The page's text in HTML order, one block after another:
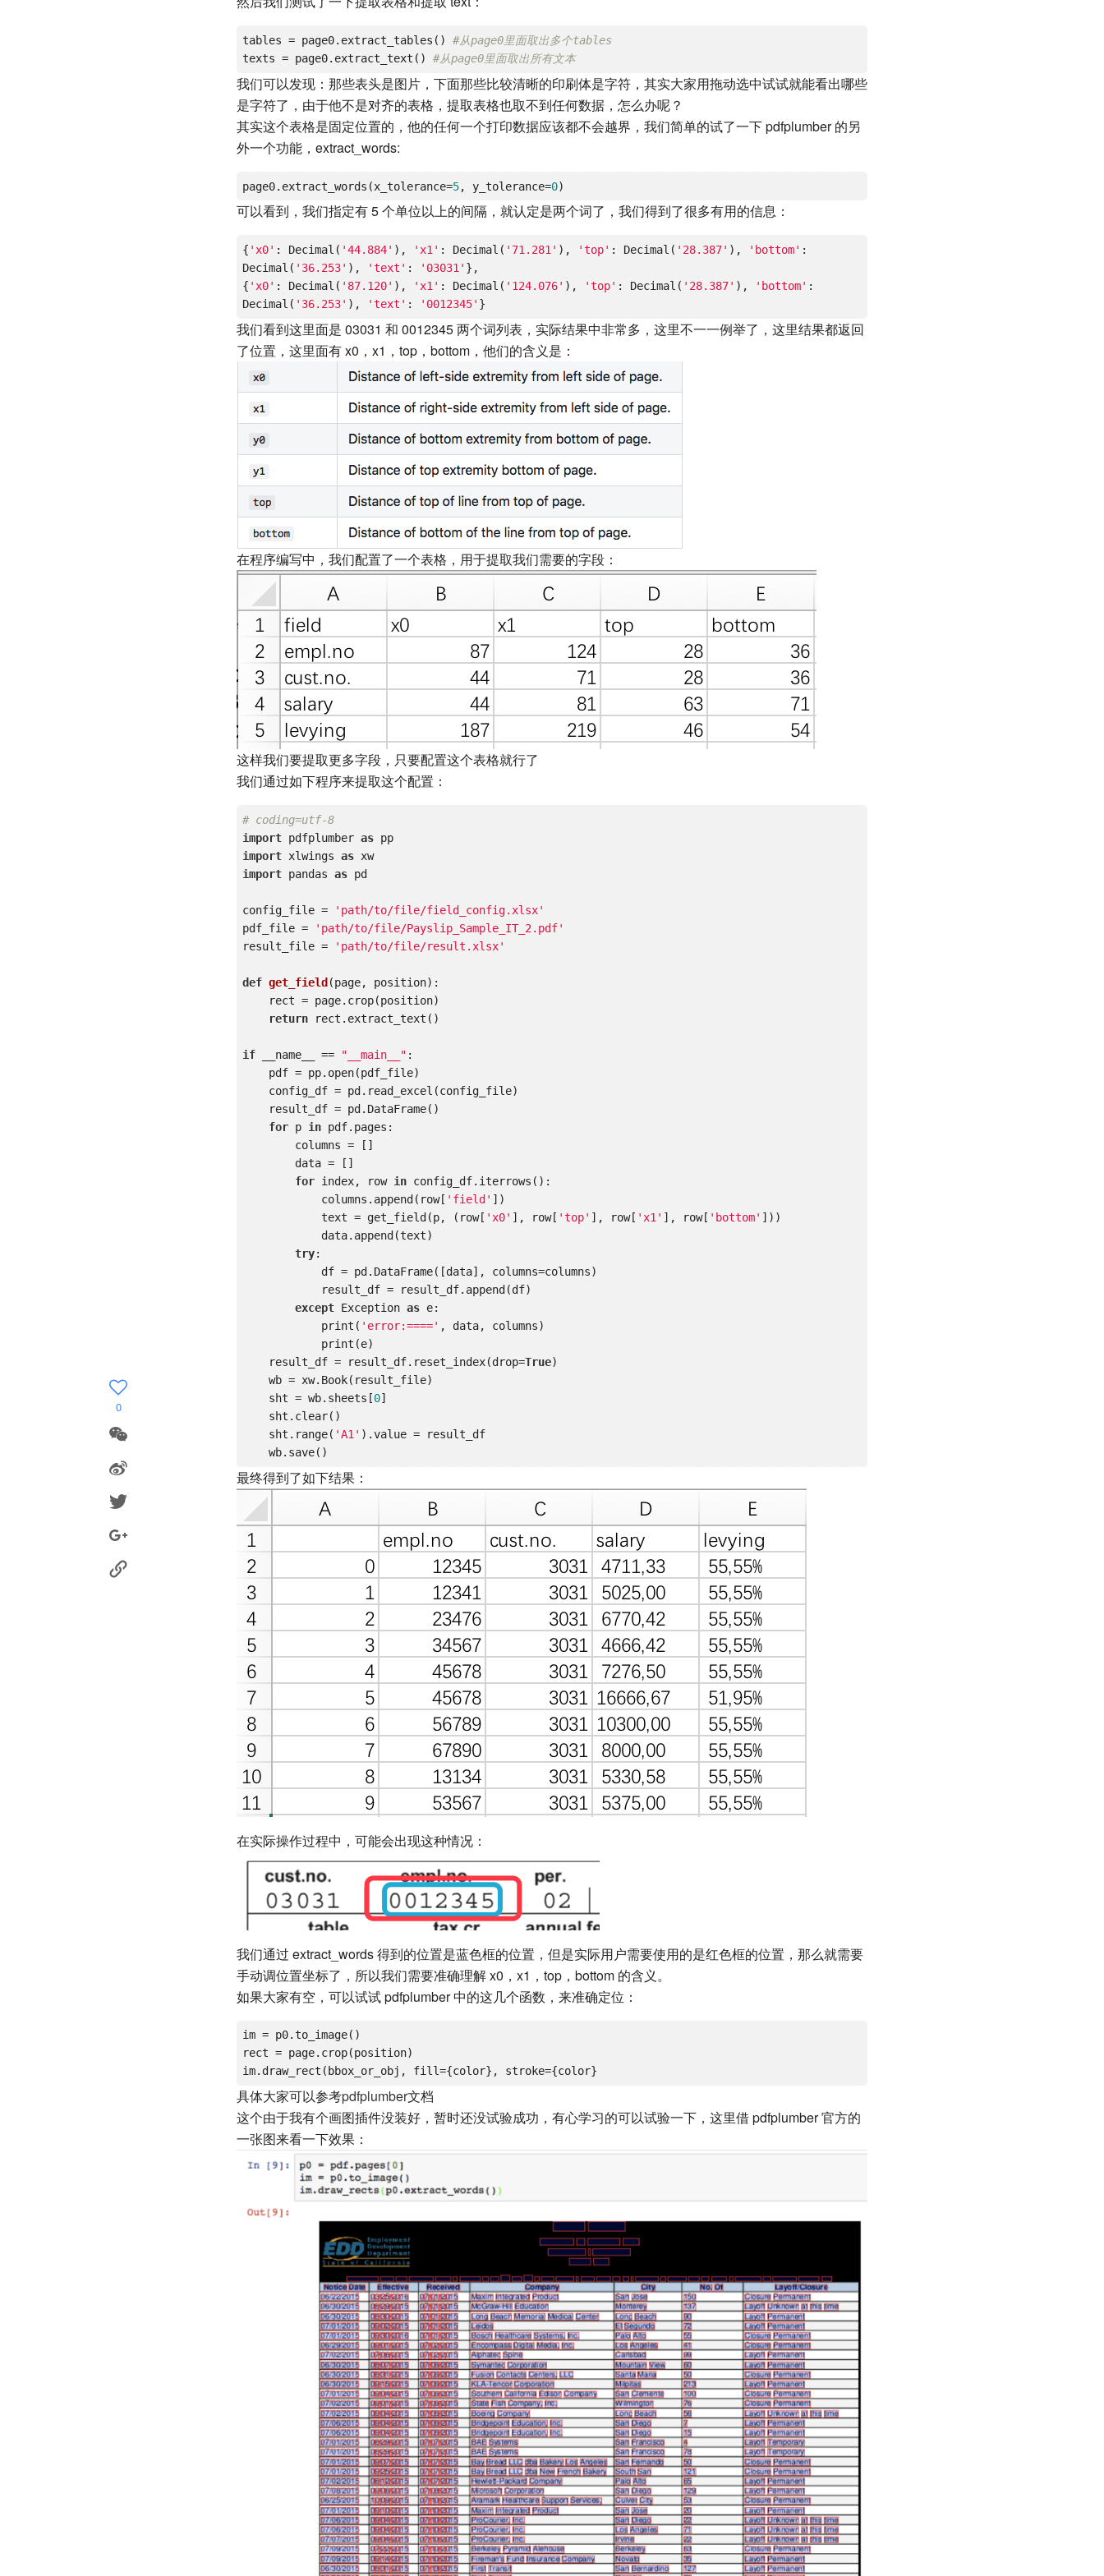
tables = page0.extract_tables() #从page0里面取出多个tables
texts = page0.extract_text() #从page0里面取出所有文本
我们可以发现：那些表头是图片，下面那些比较清晰的印刷体是字符，其实大家用拖动选中试试就能看出哪些
是字符了，由于他不是对齐的表格，提取表格也取不到任何数据，怎么办呢？
其实这个表格是固定位置的，他的任何一个打印数据应该都不会越界，我们简单的试了一下 pdfplumber 的另
外一个功能，extract_words:
page0.extract_words(x_tolerance=5, y_tolerance=0
可以看到，我们指定有 5 个单位以上的间隔，就认定是两个词了，我们得到了很多有用的信息：
{ 'x0' : Decimal( '44.884' ), 'x1' : Decimal( '71.281' ), 'top' : Decimal( '28.387' ), 'bottom' :
Decimal( '36.253' ), 'text' : '03031' },
{ 'x0' : Decimal( '87.120' ), 'x1' : Decimal( '124.076' ), 'top' : Decimal( '28.387' ), 'bottom' :
Decimal( '36.253' ), 'text' : '0012345'
我们看到这里面是 03031 和 0012345 两个词列表，实际结果中非常多，这里不一一例举了，这里结果都返回
了位置，这里面有 x0，x1，top，bottom，他们的含义是：
在程序编写中，我们配置了一个表格，用于提取我们需要的字段：
这样我们要提取更多字段，只要配置这个表格就行了
我们通过如下程序来提取这个配置：
# coding=utf-8
import pdfplumber as
pp
import xlwings as
xw
import pandas as pd
config_file =
'path/to/file/field_config.xlsx'
pdf_file =
'path/to/file/Payslip_Sample_IT_2.pdf'
result_file =
'path/to/file/result.xlsx'
def get_field (page, position) :
return rect.extract_text()
if __name__ == "__main__" :
for p in pdf.pages:
for index, row in config_df.iterrows():
            columns.append(row[
'field' ])
            text = get_field(p, (row[
'x0' ], row[ 'top' ], row[ 'x1' ], row[ 'bottom' ]))
try:
except Exception as e:
            print(
'error:====' , data, columns)
    result_df = result_df.reset_index(drop=
True)
    sht = wb.sheets[
0]
    sht.range(
'A1' ).value = result_df
最终得到了如下结果：
在实际操作过程中，可能会出现这种情况：
我们通过 extract_words 得到的位置是蓝色框的位置，但是实际用户需要使用的是红色框的位置，那么就需要
手动调位置坐标了，所以我们需要准确理解 x0，x1，top，bottom 的含义。
如果大家有空，可以试试 pdfplumber 中的这几个函数，来准确定位：
im = p0.to_image()
rect = page.crop(position)
具体大家可以参考pdfplumber文档
这个由于我有个画图插件没装好，暂时还没试验成功，有心学习的可以试验一下，这里借 pdfplumber 官方的
一张图来看一下效果：
0